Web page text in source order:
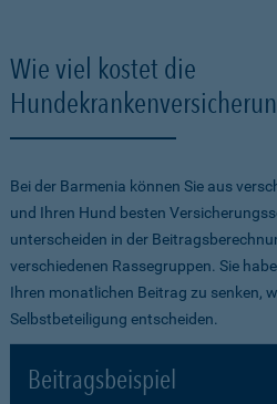
Wie viel kostet die
Bei der Barmenia können Sie aus
und Ihren Hund besten
unterscheiden in der
verschiedenen Rassegruppen. Sie
Ihren monatlichen Beitrag zu senken,
Selbstbeteiligung entscheiden.
Beitragsbeispiel